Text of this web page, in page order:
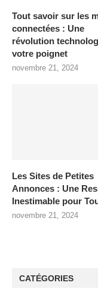
Tout savoir sur les
connectées : Une
révolution
votre poignet
novembre 21, 2024
Les Sites de Petites
Annonces : Une
Inestimable pour
novembre 21, 2024
CATÉGORIES